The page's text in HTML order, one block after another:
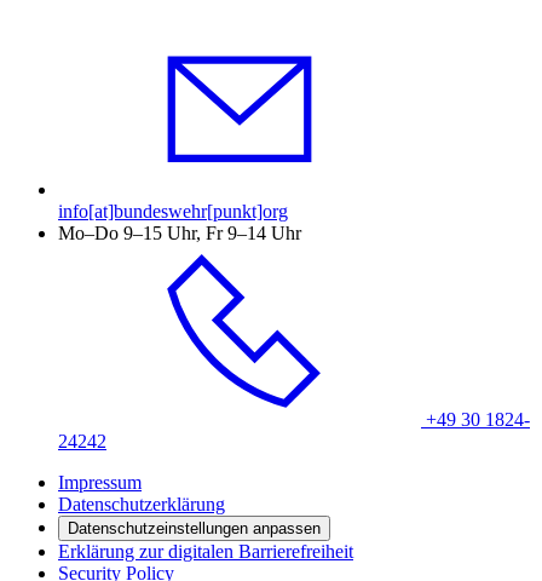
info[at]bundeswehr[punkt]org
Mo–Do 9–15 Uhr, Fr 9–14 Uhr
+49 30 1824-
24242
Impressum
Datenschutzerklärung
Datenschutzeinstellungen anpassen
Erklärung zur digitalen Barrierefreiheit
Security Policy